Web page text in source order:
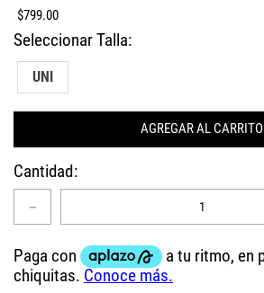
$799.00
UNI
AGREGAR AL CARRITO
Cantidad
－
SPEEDCAT